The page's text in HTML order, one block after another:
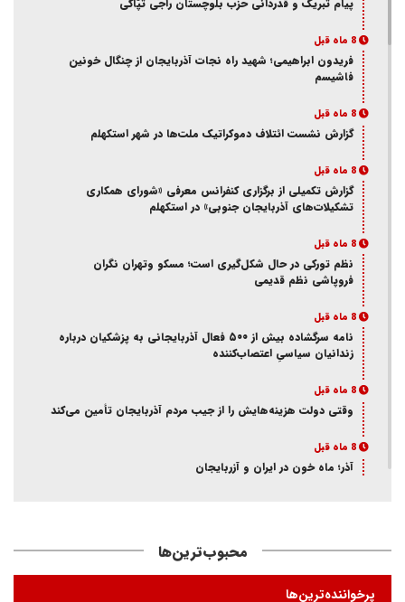
8 ماه قبل
فریدون ابراهیمی؛ شهید راه نجات آذربایجان از چنگال خونین
فاشیسم
8 ماه قبل
گزارش نشست ائتلاف دموکراتیک ملت‌ها در شهر استکهلم
8 ماه قبل
گزارش تکمیلی از برگزاری کنفرانس معرفی «شورای همکاری
تشکیلات‌های آذربایجان جنوبی» در استکهلم
8 ماه قبل
نظم تورکی در حال شکل‌گیری است؛ مسکو وتهران نگران
فروپاشی نظم قدیمی
8 ماه قبل
نامه سرگشاده بیش از ۵۰۰ فعال آذربایجانی به پزشکیان درباره
زندانیان سیاسیِ اعتصاب‌کننده
8 ماه قبل
وقتی دولت هزینه‌هایش را از جیب مردم آذربایجان تأمین می‌کند
8 ماه قبل
آذر؛ ماه خون در ایران و آزربایجان
ممانعت وزارت اطلاعات از حضور یک فعال آذربایجانی در تئاتر
«کوراوغلو» تبریز
محبوب‌ترین‌ها
پرخواننده‌ترین‌ها